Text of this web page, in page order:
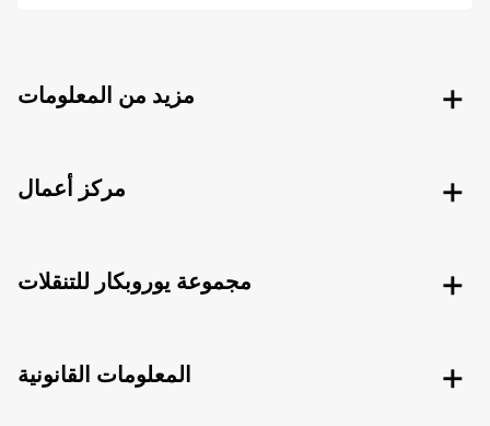
مزيد من المعلومات
مركز أعمال
مجموعة يوروبكار للتنقلات
المعلومات القانونية